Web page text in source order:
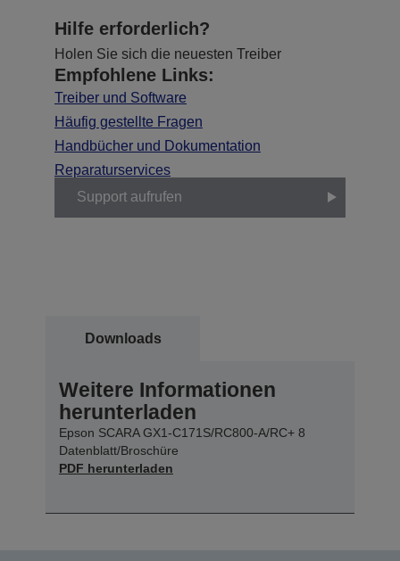
Hilfe erforderlich?
Holen Sie sich die neuesten Treiber
Empfohlene Links:
Treiber und Software
Häufig gestellte Fragen
Handbücher und Dokumentation
Reparaturservices
Support aufrufen
Downloads
Weitere Informationen
herunterladen
Epson SCARA GX1-C171S/RC800-A/RC+ 8
Datenblatt/Broschüre
PDF herunterladen